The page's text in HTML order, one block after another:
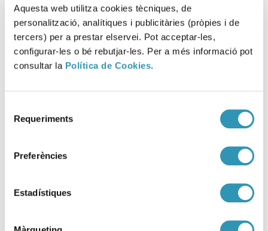
Aquesta web utilitza cookies tècniques, de
personalització, analítiques i publicitàries (pròpies i de
tercers) per a prestar elservei. Pot acceptar-les,
configurar-les o bé rebutjar-les. Per a més informació pot
consultar la Política de Cookies.
Requeriments
Preferències
Estadístiques
19-01-2026
SALUT AMBIENTAL